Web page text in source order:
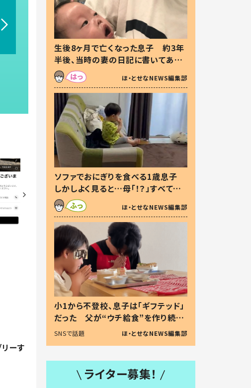
ーす
生後8ヶ月で亡くなった息子 約3年
半後、当時の妻の日記に書いてあっ
た本音とは
ほ・とせなNEWS編集部
ソファでおにぎりを食べる1歳息子
しかしよく見ると…母「！？」すべてを
察した母の投稿に「可愛いから許
す！」「現行犯〜」
ほ・とせなNEWS編集部
小1から不登校、息子は「ギフテッド」
だった 父が“ウチ給食”を作り続け
る理由とは #令和の親 #令和の子
SNSで話題 ほ・とせなNEWS編集部
ライター募集！